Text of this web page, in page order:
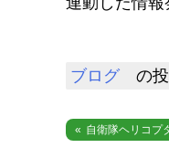
ブログの投
投自衛隊ヘリコプ